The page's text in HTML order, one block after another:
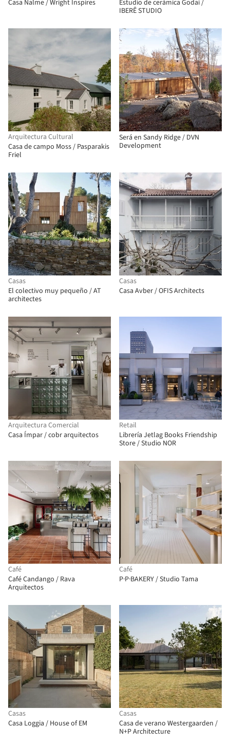
Casa Nalme / Wright Inspires
Estudio de cerámica Godai /
IBERÊ STUDIO
Arquitectura Cultural
Casa de campo Moss / Pasparakis
Friel
Será en Sandy Ridge / DVN
Development
Casas
El colectivo muy pequeño / AT
architectes
Casas
Casa Avber / OFIS Architects
Arquitectura Comercial
Casa Ímpar / cobr arquitectos
Retail
Librería Jetlag Books Friendship
Store / Studio NOR
Café
Café Candango / Rava
Arquitectos
Café
P·P·BAKERY / Studio Tama
Casas
Casa Loggia / House of EM
Casas
Casa de verano Westergaarden /
N+P Architecture